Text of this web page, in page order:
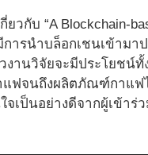
กับ “A Blockchain-
ารนำบล็อกเชนเข้ามา
งานวิจัยจะมีประโยชน์
ฟจนถึงผลิตภัณฑ์กาแฟ
เป็นอย่างดีจากผู้เข้าร่